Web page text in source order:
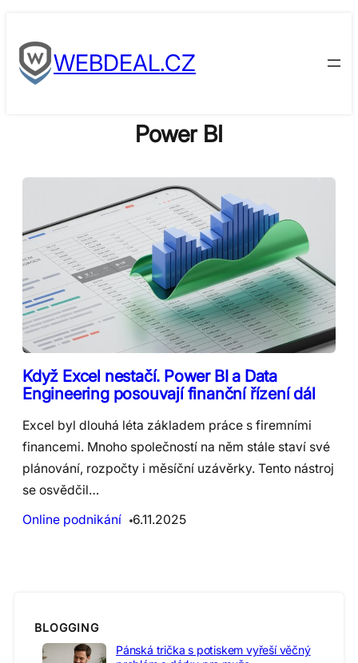
to
contentWEBDEAL.CZ
Power BI
Když Excel nestačí. Power BI a Data
Engineering posouvají finanční řízení dál
Excel byl dlouhá léta základem práce s firemními
financemi. Mnoho společností na něm stále staví své
plánování, rozpočty i měsíční uzávěrky. Tento nástroj
se osvědčil…
Online podnikání
6.11.2025
BLOGGING
Pánská trička s potiskem vyřeší věčný